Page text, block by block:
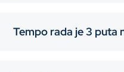
Tempo rada je 3 puta